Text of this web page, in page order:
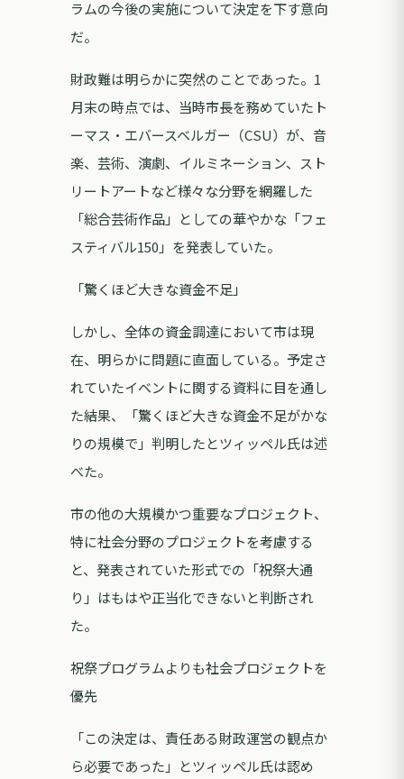
ラムの今後の実施について決定を下す意向
だ。
財政難は明らかに突然のことであった。1
月末の時点では、当時市長を務めていたト
ーマス・エバースベルガー（CSU）が、音
楽、芸術、演劇、イルミネーション、スト
リートアートなど様々な分野を網羅した
「総合芸術作品」としての華やかな「フェ
スティバル150」を発表していた。
「驚くほど大きな資金不足」
しかし、全体の資金調達において市は現
在、明らかに問題に直面している。予定さ
れていたイベントに関する資料に目を通し
た結果、「驚くほど大きな資金不足がかな
りの規模で」判明したとツィッペル氏は述
べた。
市の他の大規模かつ重要なプロジェクト、
特に社会分野のプロジェクトを考慮する
と、発表されていた形式での「祝祭大通
り」はもはや正当化できないと判断され
た。
祝祭プログラムよりも社会プロジェクトを
優先
「この決定は、責任ある財政運営の観点か
ら必要であった」とツィッペル氏は認め